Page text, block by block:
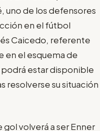
uno de los defensores
en el fútbol
Caicedo, referente
en el esquema de
estar disponible
resolverse su situación
volverá a ser Enner